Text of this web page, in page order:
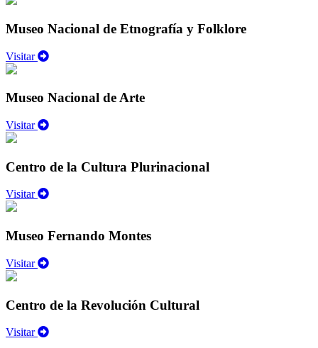
Museo Nacional de Etnografía y Folklore
Visitar
Museo Nacional de Arte
Visitar
Centro de la Cultura Plurinacional
Visitar
Museo Fernando Montes
Visitar
Centro de la Revolución Cultural
Visitar